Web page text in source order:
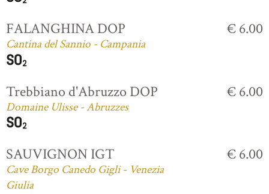
FALANGHINA DOP
Cantina del Sannio - Campania
€ 6.00
Trebbiano d'Abruzzo DOP
Domaine Ulisse - Abruzzes
€ 6.00
SAUVIGNON IGT
Cave Borgo Canedo Gigli - Venezia
Giulia
€ 6.00